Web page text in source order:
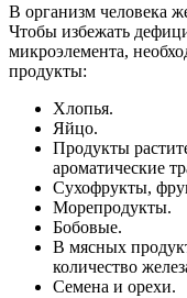
В организм человека
Чтобы избежать
микроэлемента,
продукты:
Хлопья.
Яйцо.
Продукты
ароматические
Сухофрукты,
Морепродукты.
Бобовые.
В мясных
количество
Семена и орехи.